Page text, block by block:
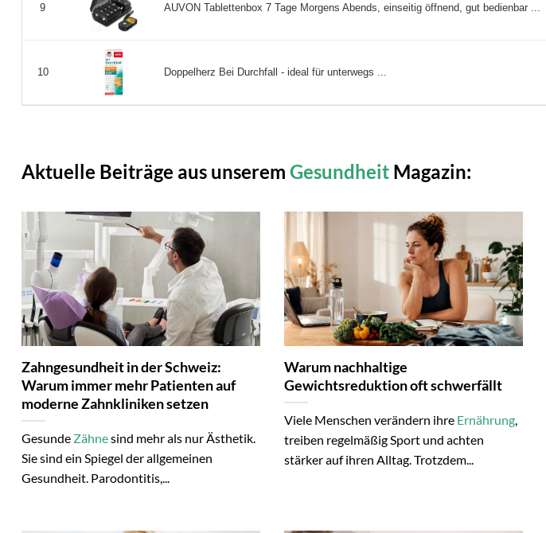
9 AUVON Tablettenbox 7 Tage Morgens Abends, einseitig öffnend, gut bedienbar ...
10 Doppelherz Bei Durchfall - ideal für unterwegs ...
Aktuelle Beiträge aus unserem Gesundheit Magazin:
Zahngesundheit in der Schweiz:
Warum immer mehr Patienten auf
moderne Zahnkliniken setzen
Gesunde Zähnesind mehr als nur Ästhetik.
Sie sind ein Spiegel der allgemeinen
Gesundheit. Parodontitis,...
Warum nachhaltige
Gewichtsreduktion oft schwerfällt
Viele Menschen verändern ihre Ernährung,
treiben regelmäßig Sport und achten
stärker auf ihren Alltag. Trotzdem...